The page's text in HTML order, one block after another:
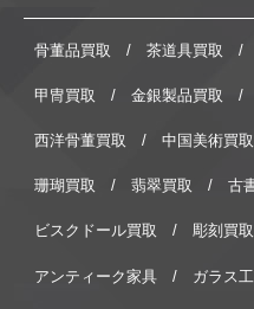
骨董品買取 茶道具買取
甲冑買取 金銀製品買取
西洋骨董買取 中国美術買取
珊瑚買取 翡翠買取 古
ビスクドール買取 彫刻買取
アンティーク家具 ガラス